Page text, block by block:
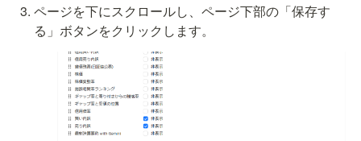
ページを下にスクロールし、ページ下部の「保存す
る」ボタンをクリックします。